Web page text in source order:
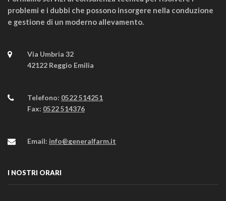
problemi e i dubbi che possono insorgere nella conduzione
e gestione di un moderno allevamento.
Via Umbria 32
42122 Reggio Emilia
Telefono: 0522 514251
Fax: 0522 514376
Email: info@generalfarm.it
I NOSTRI ORARI